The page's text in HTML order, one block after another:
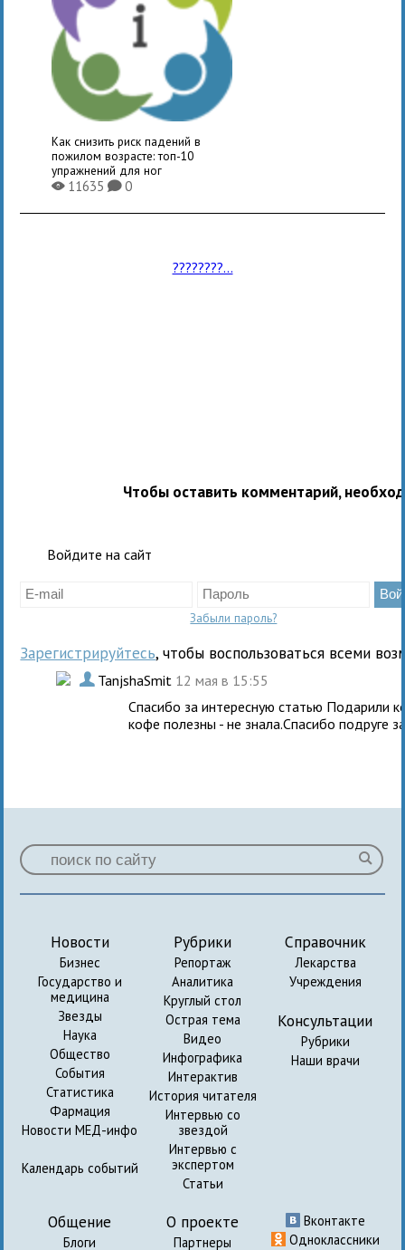
Как снизить риск падений в
пожилом возрасте: топ-10
упражнений для ног
X11635K0
????????...
Чтобы оставить комментарий,
Войдите на сайт
Забыли пароль?
Зарегистрируйтесь, чтобы воспользоваться всеми
. TanjshaSmit 12 мая в 15:55
Спасибо за интересную статью Подарили
кофе полезны - не знала.Спасибо подруге
Новости
Бизнес
Государство и
медицина
Звезды
Наука
Общество
События
Статистика
Фармация
Новости МЕД-инфо
Календарь событий
Рубрики
Репортаж
Аналитика
Круглый стол
Острая тема
Видео
Инфографика
Интерактив
История читателя
Интервью со
звездой
Интервью с
экспертом
Статьи
Справочник
Лекарства
Учреждения
Консультации
Рубрики
Наши врачи
Общение
Блоги
О проекте
Партнеры
Вконтакте
Одноклассники